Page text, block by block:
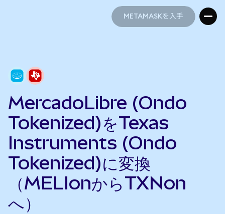
METAMASKを入手
MercadoLibre (Ondo
Tokenized)をTexas
Instruments (Ondo
Tokenized)に変換
（MELIonからTXNon
へ）